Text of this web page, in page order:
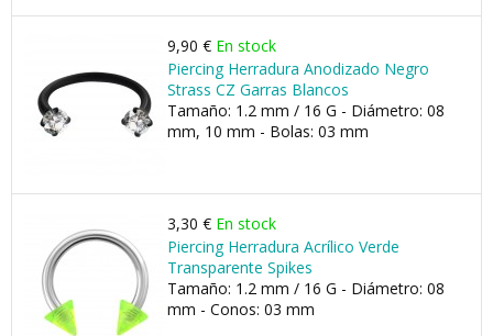
9,90 € En stock
Piercing Herradura Anodizado Negro
Strass CZ Garras Blancos
Tamaño: 1.2 mm / 16 G - Diámetro: 08
mm, 10 mm - Bolas: 03 mm
3,30 € En stock
Piercing Herradura Acrílico Verde
Transparente Spikes
Tamaño: 1.2 mm / 16 G - Diámetro: 08
mm - Conos: 03 mm